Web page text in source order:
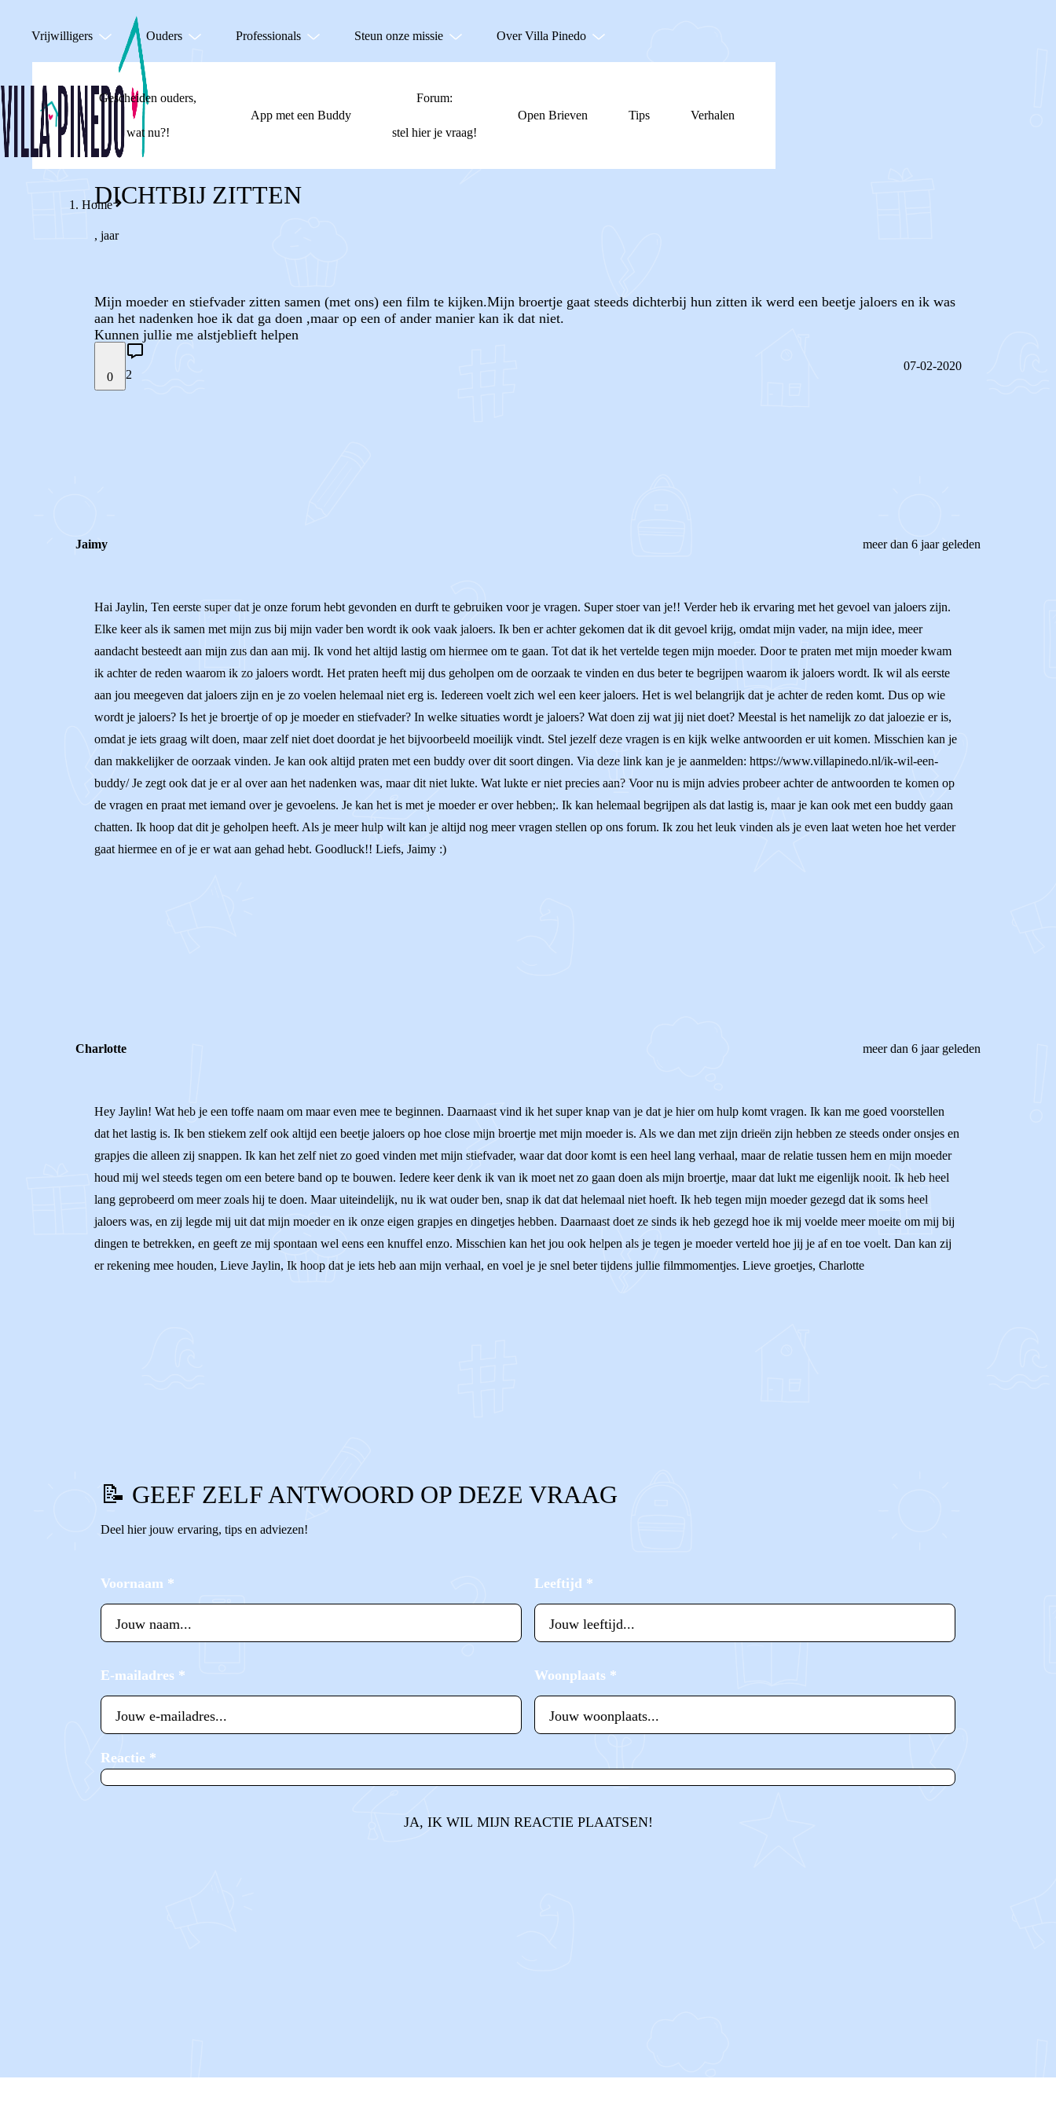
Vrijwilligers Ouders Professionals Steun onze missie Over Villa Pinedo
Gescheiden ouders,
wat nu?!
App met een Buddy
Forum:
stel hier je vraag!
Open Brieven Tips Verhalen
Home
DICHTBIJ ZITTEN
, jaar
Mijn moeder en stiefvader zitten samen (met ons) een film te kijken.Mijn broertje gaat steeds dichterbij hun zitten ik werd een beetje jaloers en ik was
aan het nadenken hoe ik dat ga doen ,maar op een of ander manier kan ik dat niet.
Kunnen jullie me alstjeblieft helpen
0 2
07-02-2020
Jaimy meer dan 6 jaar geleden
Hai Jaylin, Ten eerste super dat je onze forum hebt gevonden en durft te gebruiken voor je vragen. Super stoer van je!! Verder heb ik ervaring met het gevoel van jaloers zijn.
Elke keer als ik samen met mijn zus bij mijn vader ben wordt ik ook vaak jaloers. Ik ben er achter gekomen dat ik dit gevoel krijg, omdat mijn vader, na mijn idee, meer
aandacht besteedt aan mijn zus dan aan mij. Ik vond het altijd lastig om hiermee om te gaan. Tot dat ik het vertelde tegen mijn moeder. Door te praten met mijn moeder kwam
ik achter de reden waarom ik zo jaloers wordt. Het praten heeft mij dus geholpen om de oorzaak te vinden en dus beter te begrijpen waarom ik jaloers wordt. Ik wil als eerste
aan jou meegeven dat jaloers zijn en je zo voelen helemaal niet erg is. Iedereen voelt zich wel een keer jaloers. Het is wel belangrijk dat je achter de reden komt. Dus op wie
wordt je jaloers? Is het je broertje of op je moeder en stiefvader? In welke situaties wordt je jaloers? Wat doen zij wat jij niet doet? Meestal is het namelijk zo dat jaloezie er is,
omdat je iets graag wilt doen, maar zelf niet doet doordat je het bijvoorbeeld moeilijk vindt. Stel jezelf deze vragen is en kijk welke antwoorden er uit komen. Misschien kan je
dan makkelijker de oorzaak vinden. Je kan ook altijd praten met een buddy over dit soort dingen. Via deze link kan je je aanmelden: https://www.villapinedo.nl/ik-wil-een-
buddy/ Je zegt ook dat je er al over aan het nadenken was, maar dit niet lukte. Wat lukte er niet precies aan? Voor nu is mijn advies probeer achter de antwoorden te komen op
de vragen en praat met iemand over je gevoelens. Je kan het is met je moeder er over hebben;. Ik kan helemaal begrijpen als dat lastig is, maar je kan ook met een buddy gaan
chatten. Ik hoop dat dit je geholpen heeft. Als je meer hulp wilt kan je altijd nog meer vragen stellen op ons forum. Ik zou het leuk vinden als je even laat weten hoe het verder
gaat hiermee en of je er wat aan gehad hebt. Goodluck!! Liefs, Jaimy :)
Charlotte meer dan 6 jaar geleden
Hey Jaylin! Wat heb je een toffe naam om maar even mee te beginnen. Daarnaast vind ik het super knap van je dat je hier om hulp komt vragen. Ik kan me goed voorstellen
dat het lastig is. Ik ben stiekem zelf ook altijd een beetje jaloers op hoe close mijn broertje met mijn moeder is. Als we dan met zijn drieën zijn hebben ze steeds onder onsjes en
grapjes die alleen zij snappen. Ik kan het zelf niet zo goed vinden met mijn stiefvader, waar dat door komt is een heel lang verhaal, maar de relatie tussen hem en mijn moeder
houd mij wel steeds tegen om een betere band op te bouwen. Iedere keer denk ik van ik moet net zo gaan doen als mijn broertje, maar dat lukt me eigenlijk nooit. Ik heb heel
lang geprobeerd om meer zoals hij te doen. Maar uiteindelijk, nu ik wat ouder ben, snap ik dat dat helemaal niet hoeft. Ik heb tegen mijn moeder gezegd dat ik soms heel
jaloers was, en zij legde mij uit dat mijn moeder en ik onze eigen grapjes en dingetjes hebben. Daarnaast doet ze sinds ik heb gezegd hoe ik mij voelde meer moeite om mij bij
dingen te betrekken, en geeft ze mij spontaan wel eens een knuffel enzo. Misschien kan het jou ook helpen als je tegen je moeder verteld hoe jij je af en toe voelt. Dan kan zij
er rekening mee houden, Lieve Jaylin, Ik hoop dat je iets heb aan mijn verhaal, en voel je je snel beter tijdens jullie filmmomentjes. Lieve groetjes, Charlotte
📝 GEEF ZELF ANTWOORD OP DEZE VRAAG
Deel hier jouw ervaring, tips en adviezen!
Voornaam * Leeftijd *
E-mailadres * Woonplaats *
Reactie *
JA, IK WIL MIJN REACTIE PLAATSEN!